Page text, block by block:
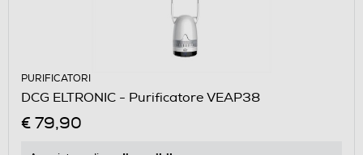
PURIFICATORI
DCG ELTRONIC - Purificatore VEAP38
€ 79,90